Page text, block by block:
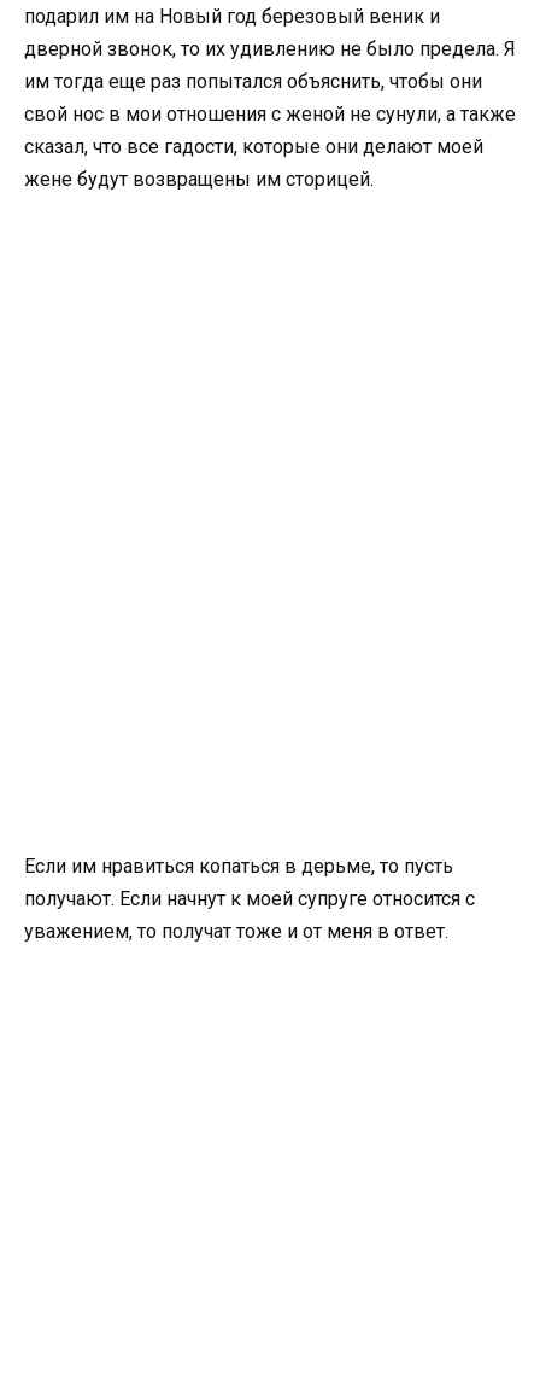
подарил им на Новый год березовый веник и
дверной звонок, то их удивлению не было предела. Я
им тогда еще раз попытался объяснить, чтобы они
свой нос в мои отношения с женой не сунули, а также
сказал, что все гадости, которые они делают моей
жене будут возвращены им сторицей.
Если им нравиться копаться в дерьме, то пусть
получают. Если начнут к моей супруге относится с
уважением, то получат тоже и от меня в ответ.